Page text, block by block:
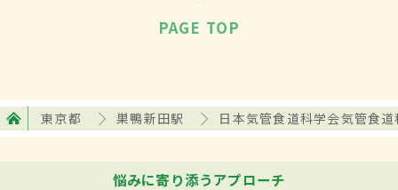
PAGE TOP
東京都 巣鴨新田駅 日本気管食道科学会気管食
悩みに寄り添うアプローチ